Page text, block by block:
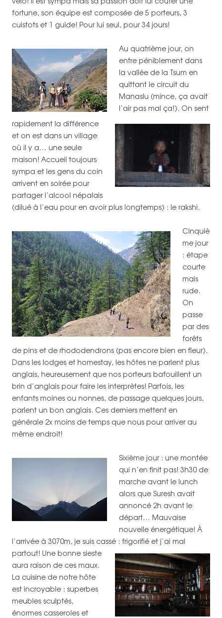
fortune, son équipe est composée de 5 porteurs, 3
cuistots et 1 guide! Pour lui seul, pour 34 jours!
Au quatrième jour, on
entre péniblement dans
la vallée de la Tsum en
quittant le circuit du
Manaslu (mince, ça avait
l’air pas mal ça!). On sent
rapidement la différence
et on est dans un village
où il y a… une seule
maison! Accueil toujours
sympa et les gens du coin
arrivent en soirée pour
partager l’alcool népalais
(dilué à l’eau pour en avoir plus longtemps) : le rakshi.
Cinquiè
me jour
: étape
courte
mais
rude.
On
passe
par des
forêts
de pins et de rhododendrons (pas encore bien en fleur).
Dans les lodges et homestay, les hôtes ne parlent plus
anglais, heureusement que nos porteurs bafouillent un
brin d’anglais pour faire les interprètes! Parfois, les
enfants moines ou nonnes, de passage quelques jours,
parlent un bon anglais. Ces derniers mettent en
générale 2x moins de temps que nous pour arriver au
même endroit!
Sixième jour : une montée
qui n’en finit pas! 3h30 de
marche avant le lunch
alors que Suresh avait
annoncé 2h avant le
départ… Mauvaise
nouvelle énergétique! À
l’arrivée à 3070m, je suis cassé : frigorifié et j’ai mal
partout! Une bonne sieste
aura raison de ces maux.
La cuisine de notre hôte
est incroyable : superbes
meubles sculptés,
énormes casseroles et